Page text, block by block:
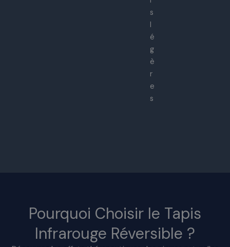
s
l
é
g
è
r
e
s
Pourquoi Choisir le Tapis
Infrarouge Réversible ?